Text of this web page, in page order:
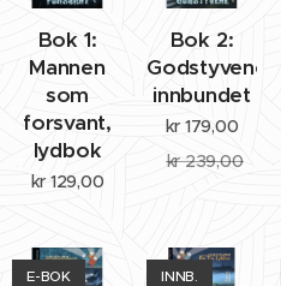
Bok 1:
Mannen
som
forsvant,
lydbok
kr 129,00
Bok 2:
Godstyvene,
innbundet
kr 179,00
kr239,00
E-BOK INNB.